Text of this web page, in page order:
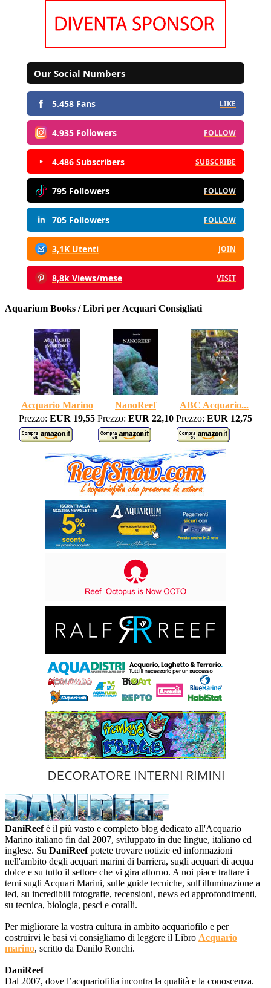
Our Social Numbers
5.458 Fans LIKE
4.935 Followers FOLLOW
4.486 Subscribers SUBSCRIBE
795 Followers FOLLOW
705 Followers FOLLOW
3,1K Utenti JOIN
8,8k Views/mese VISIT
Aquarium Books / Libri per Acquari Consigliati
Acquario Marino NanoReef
ABC Acquario...
Prezzo: EUR 19,55 Prezzo: EUR 22,10 Prezzo: EUR 12,75
DaniReefè il più vasto e completo blog dedicato all'Acquario
Marino italiano fin dal 2007, sviluppato in due lingue, italiano ed
inglese. Su DaniReefpotete trovare notizie ed informazioni
nell'ambito degli acquari marini di barriera, sugli acquari di acqua
dolce e su tutto il settore che vi gira attorno. A noi piace trattare i
temi sugli Acquari Marini, sulle guide tecniche, sull'illuminazione a
led, su incredibili fotografie, recensioni, news ed approfondimenti,
su tecnica, biologia, pesci e coralli.
Per migliorare la vostra cultura in ambito acquariofilo e per
costruirvi le basi vi consigliamo di leggere il Libro Acquario
marino, scritto da Danilo Ronchi.
DaniReef
Dal 2007, dove l’acquariofilia incontra la qualità e la conoscenza.